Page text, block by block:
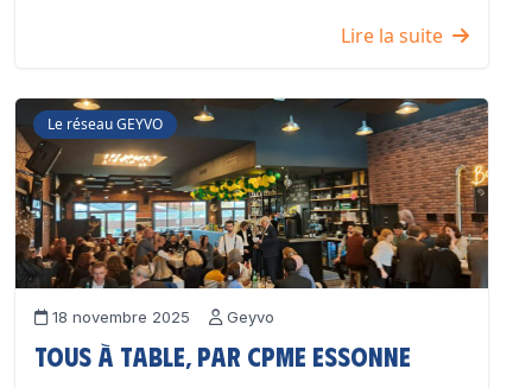
Lire la suite
Le réseau GEYVO
18 novembre 2025 Geyvo
Tous à table, par CPME Essonne